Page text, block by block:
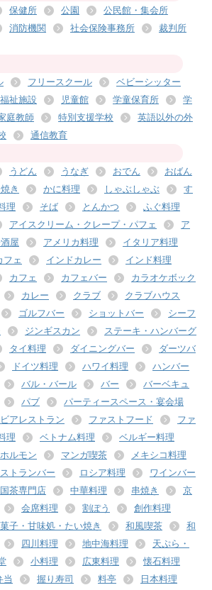
保健所 公園
公民館・集会所
消防機関 社会保険事務所
裁判所
フリースクール
ベビーシッター
祉施設 児童館 学童保育所
学
庭教師 特別支援学校
英語以外の外
通信教育
うどん うなぎ おでん
おばん
き かに料理 しゃぶしゃぶ
す
理 そば とんかつ
ふぐ料理
アイスクリーム・クレープ・パフェ
ア
屋
アメリカ料理
イタリア料理
フェ
インドカレー
インド料理
カフェ カフェバー
カラオケボック
カレー クラブ
クラブハウス
ゴルフバー ショットバー
シーフ
ジンギスカン
ステーキ・ハンバーグ
タイ料理 ダイニングバー
ダーツバ
ドイツ料理 ハワイ料理
ハンバー
バル・バール バー
バーベキュ
パブ
パーティースペース・宴会場
ビアレストラン ファストフード
ファ
理 ベトナム料理
ベルギー料理
ホルモン マンガ喫茶
メキシコ料理
トランバー ロシア料理
ワインバー
茶専門店 中華料理 串焼き
京
会席料理 割ぽう
創作料理
子・甘味処・たい焼き 和風喫茶
和
四川料理 地中海料理
天ぷら・
小料理 広東料理
懐石料理
当
握り寿司 料亭
日本料理